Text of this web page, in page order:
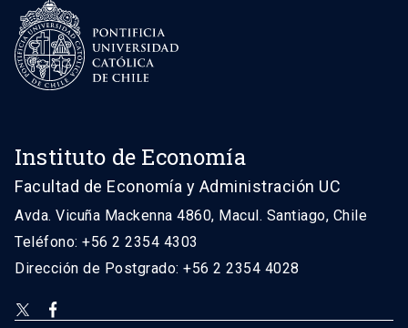
Instituto de Economía
Facultad de Economía y Administración UC
Avda. Vicuña Mackenna 4860, Macul. Santiago, Chile
Teléfono: +56 2 2354 4303
Dirección de Postgrado: +56 2 2354 4028